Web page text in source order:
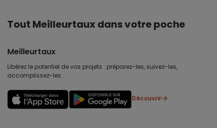
Tout Meilleurtaux dans votre poche
Meilleurtaux
Libérez le potentiel de vos projets : préparez-les, suivez-les,
accomplissez-les.
Découvrir